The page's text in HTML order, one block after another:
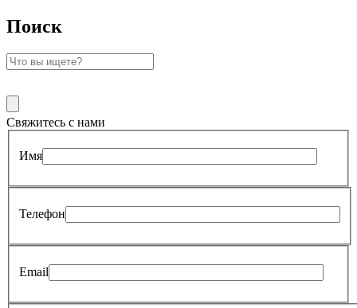
Поиск
Свяжитесь с нами
Имя
Телефон
Email